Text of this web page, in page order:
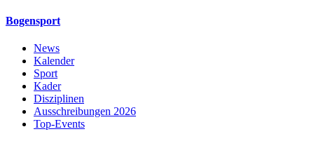
Bogensport
News
Kalender
Sport
Kader
Disziplinen
Ausschreibungen 2026
Top-Events